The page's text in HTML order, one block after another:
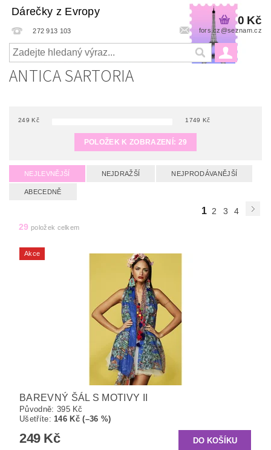
Dárečky z Evropy
272 913 103 fors.cz@seznam.cz
0 Kč
ANTICA SARTORIA
249 Kč 1749 Kč
POLOŽEK K ZOBRAZENÍ: 29
NEJLEVNĚJŠÍ NEJDRAŽŠÍ NEJPRODÁVANĚJŠÍ
ABECEDNĚ
1 2 3
4
29 položek celkem
Akce
BAREVNÝ ŠÁL S MOTIVY II
Původně: 395 Kč
Ušetříte: 146 Kč (–36 %)
249 Kč